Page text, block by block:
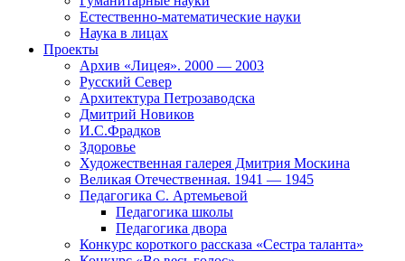
Естественно-математические науки
Наука в лицах
Проекты
Архив «Лицея». 2000 — 2003
Русский Север
Архитектура Петрозаводска
Дмитрий Новиков
И.С.Фрадков
Здоровье
Художественная галерея Дмитрия Москина
Великая Отечественная. 1941 — 1945
Педагогика С. Артемьевой
Педагогика школы
Педагогика двора
Конкурс короткого рассказа «Сестра таланта»